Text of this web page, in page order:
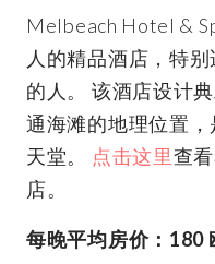
Melbeach Hotel &
人的精品酒店，特
的人。 该酒店设计
通海滩的地理位置
天堂。 点击这里查
店。
每晚平均房价：180